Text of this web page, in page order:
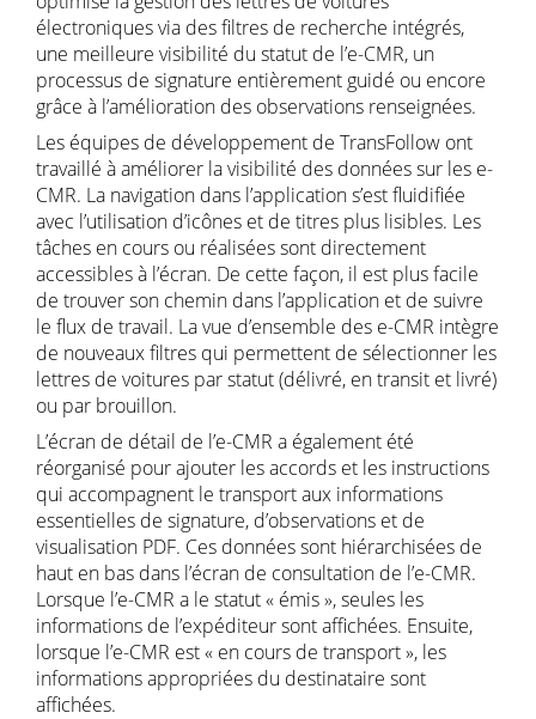
électroniques via des filtres de recherche intégrés,
une meilleure visibilité du statut de l’e-CMR, un
processus de signature entièrement guidé ou encore
grâce à l’amélioration des observations renseignées.
Les équipes de développement de TransFollow ont
travaillé à améliorer la visibilité des données sur les e-
CMR. La navigation dans l’application s’est fluidifiée
avec l’utilisation d’icônes et de titres plus lisibles. Les
tâches en cours ou réalisées sont directement
accessibles à l’écran. De cette façon, il est plus facile
de trouver son chemin dans l’application et de suivre
le flux de travail. La vue d’ensemble des e-CMR intègre
de nouveaux filtres qui permettent de sélectionner les
lettres de voitures par statut (délivré, en transit et livré)
ou par brouillon.
L’écran de détail de l’e-CMR a également été
réorganisé pour ajouter les accords et les instructions
qui accompagnent le transport aux informations
essentielles de signature, d’observations et de
visualisation PDF. Ces données sont hiérarchisées de
haut en bas dans l’écran de consultation de l’e-CMR.
Lorsque l’e-CMR a le statut « émis », seules les
informations de l’expéditeur sont affichées. Ensuite,
lorsque l’e-CMR est « en cours de transport », les
informations appropriées du destinataire sont
affichées.